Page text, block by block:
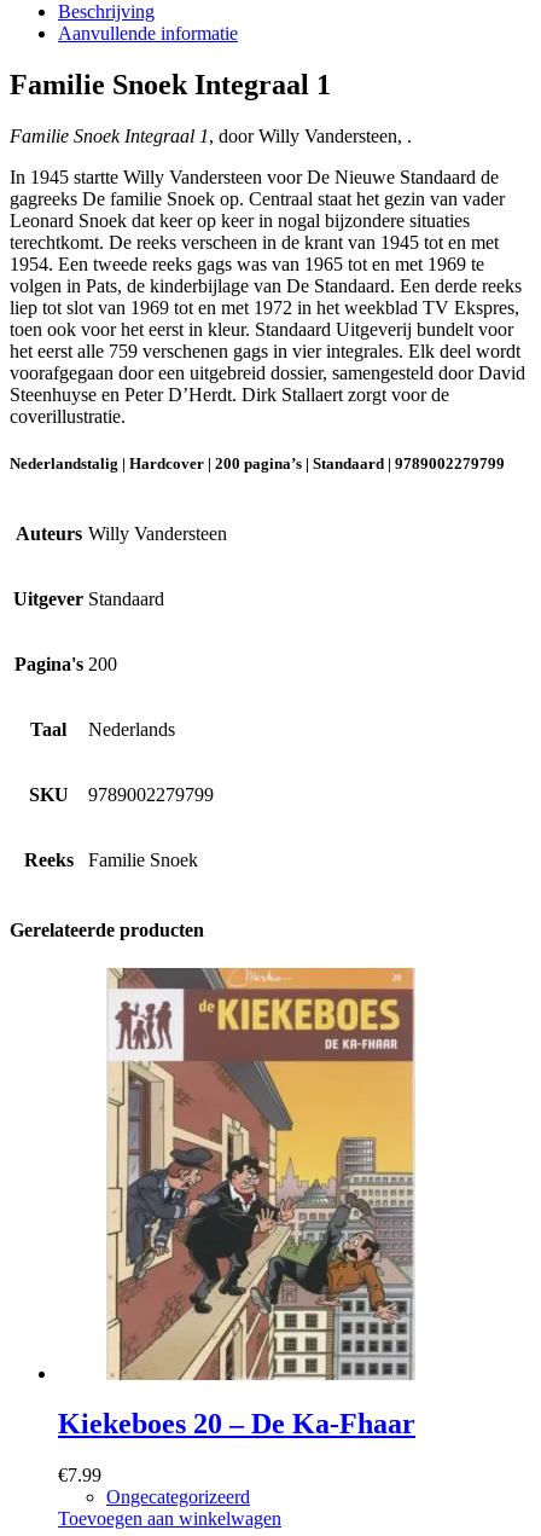
Beschrijving
Aanvullende informatie
Familie Snoek Integraal 1
Familie Snoek Integraal 1, door Willy Vandersteen, .
In 1945 startte Willy Vandersteen voor De Nieuwe Standaard de
gagreeks De familie Snoek op. Centraal staat het gezin van vader
Leonard Snoek dat keer op keer in nogal bijzondere situaties
terechtkomt. De reeks verscheen in de krant van 1945 tot en met
1954. Een tweede reeks gags was van 1965 tot en met 1969 te
volgen in Pats, de kinderbijlage van De Standaard. Een derde reeks
liep tot slot van 1969 tot en met 1972 in het weekblad TV Ekspres,
toen ook voor het eerst in kleur. Standaard Uitgeverij bundelt voor
het eerst alle 759 verschenen gags in vier integrales. Elk deel wordt
voorafgegaan door een uitgebreid dossier, samengesteld door David
Steenhuyse en Peter D’Herdt. Dirk Stallaert zorgt voor de
coverillustratie.
Nederlandstalig | Hardcover | 200 pagina’s | Standaard | 9789002279799
Auteurs Willy Vandersteen
Uitgever Standaard
Pagina's 200
Taal Nederlands
SKU 9789002279799
Reeks Familie Snoek
Gerelateerde producten
Kiekeboes 20 – De Ka-Fhaar
€7.99
Ongecategorizeerd
Toevoegen aan winkelwagen